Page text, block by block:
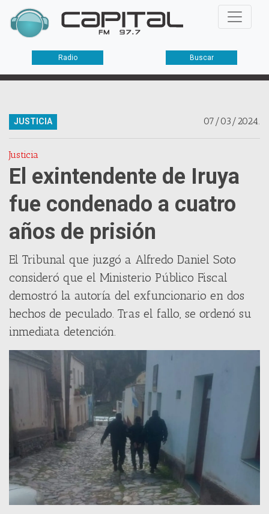
Radio Buscar
07/03/2024.
JUSTICIA
Justicia
El exintendente de Iruya
fue condenado a cuatro
años de prisión
El Tribunal que juzgó a Alfredo Daniel Soto
consideró que el Ministerio Público Fiscal
demostró la autoría del exfuncionario en dos
hechos de peculado. Tras el fallo, se ordenó su
inmediata detención.